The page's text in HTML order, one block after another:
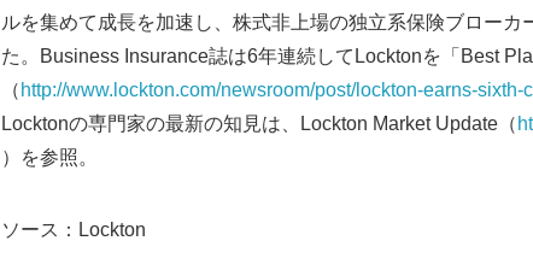
ルを集めて成長を加速し、株式非上場の独立系保険ブロー
た。Business Insurance誌は6年連続してLocktonを「Best
（ http://www.lockton.com/newsroom/post/lockton-earns-
Locktonの専門家の最新の知見は、Lockton Market Update（
）を参照。
ソース：Lockton